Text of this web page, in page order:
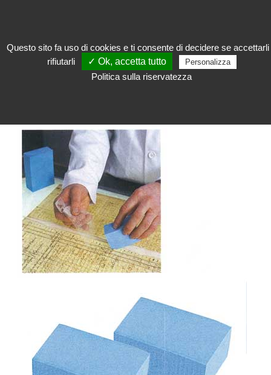
Materiali per restauro>Gomme
Questo sito fa uso di cookies e ti consente di decidere se accettarli
rifiutarli
✓ Ok, accetta tutto Personalizza
Politica sulla riservatezza